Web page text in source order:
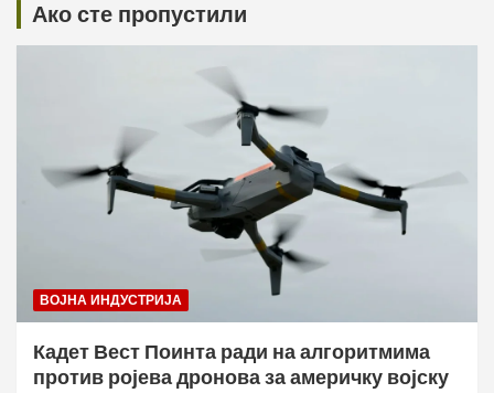
Ако сте пропустили
ВОЈНА ИНДУСТРИЈА
Кадет Вест Поинта ради на алгоритмима
против ројева дронова за америчку војску